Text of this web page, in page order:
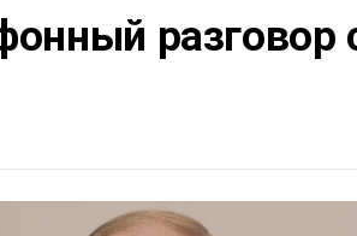
разговор